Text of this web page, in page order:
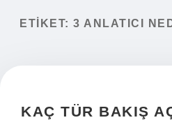
Yasal Uyarı
ETIKET: 3 ANLATICI
KAÇ TÜR BAKIŞ